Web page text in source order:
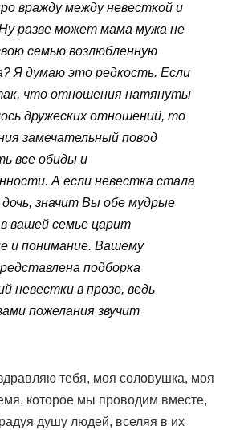
вражду между невесткой и
разве может мама мужа не
семью возлюбленную
Я думаю это редкость. Если
что отношения натянуты
дружеских отношений, то
замечательный повод
все обиды и
А если невестка стала
дочь, значит Вы обе мудрые
вашей семье царит
и понимание. Вашему
подборка
невестки в прозе, ведь
пожелания звучит
тебя, моя соловушка, моя
которое мы проводим вместе,
душу людей, вселяя в их